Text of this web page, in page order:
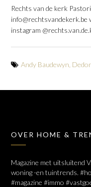
Rechts van de kerk
info@rechtsvandekerk.be
instagram
Andy Baudewyn
OVER HOME &
Magazine met uitsluitend
woning -en tuintrends.
#magazine #immo